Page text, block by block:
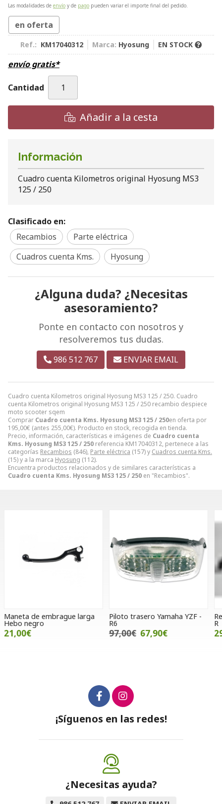
Las modalidades de envío y de pago pueden variar el importe final del pedido.
en oferta
Ref.: KM17040312 Marca: Hyosung EN STOCK
envío gratis*
Cantidad
Añadir a la cesta
Cuadro cuenta Kilometros original Hyosung MS3 125 / 250. Cuadro
cuenta Kilometros original Hyosung MS3 125 / 250 recambio despiece
moto scooter sqem
Comprar Cuadro cuenta Kms. Hyosung MS3 125 / 250en oferta por
195,00€ (antes 255,00€). Producto en stock, recogida en tienda.
Precio, información, características e imágenes de Cuadro cuenta
Kms. Hyosung MS3 125 / 250 referencia KM17040312, pertenece a las
categorías Recambios (846), Parte eléctrica (157) y Cuadros cuenta Kms.
(15) y a la marca Hyosung (112).
Encuentra productos relacionados y de similares características a
Cuadro cuenta Kms. Hyosung MS3 125 / 250 en "Recambios".
Información
Cuadro cuenta Kilometros original Hyosung MS3
125 / 250
Clasificado en:
Recambios
Parte eléctrica
Cuadros cuenta Kms.
Hyosung
¿Alguna duda? ¿Necesitas
asesoramiento?
Ponte en contacto con nosotros y
resolveremos tus dudas.
986 512 767 ENVIAR EMAIL
Piloto trasero Yamaha YZF -
R6
97,00€
Retrovisor derecho Voge 500
R
29,00€
¡Síguenos en las redes!
¿Necesitas ayuda?